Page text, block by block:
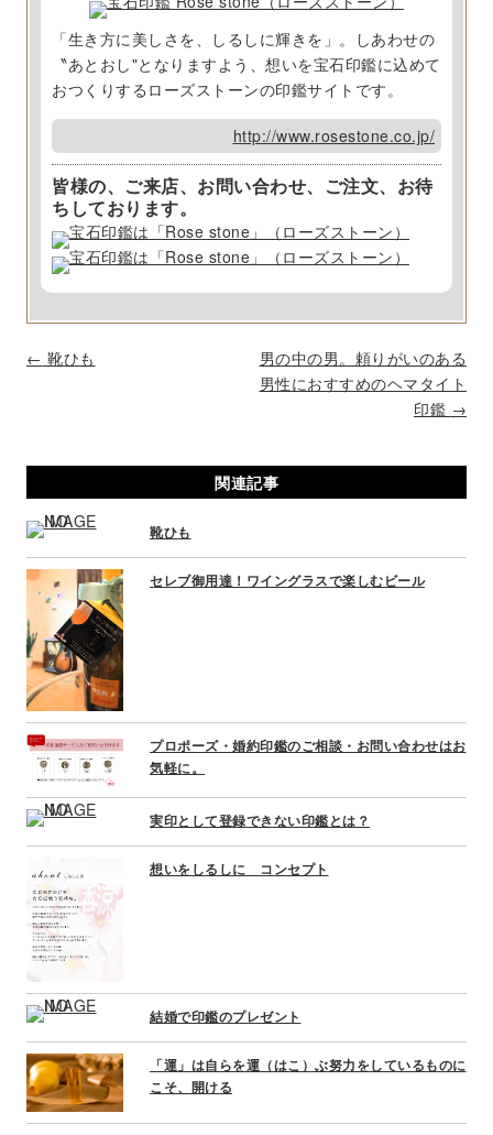
「生き方に美しさを、しるしに輝きを」。しあわせの
〝あとおし"となりますよう、想いを宝石印鑑に込めて
おつくりするローズストーンの印鑑サイトです。
http://www.rosestone.co.jp/
皆様の、ご来店、お問い合わせ、ご注文、お待
ちしております。
P
i
g
a
i
o
n
← 靴ひも
男の中の男。頼りがいのある
男性におすすめのヘマタイト
印鑑 →
関連記事
靴ひも
セレブ御用達！ワイングラスで楽しむビール
プロポーズ・婚約印鑑のご相談・お問い合わせはお
気軽に。
実印として登録できない印鑑とは？
想いをしるしに コンセプト
結婚で印鑑のプレゼント
「運」は自らを運（はこ）ぶ努力をしているものに
こそ、開ける